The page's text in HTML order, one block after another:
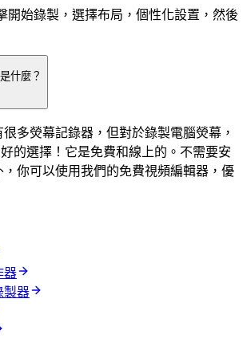
開始錄製，選擇布局，個性化設置，然後
什麼？
多熒幕記錄器，但對於錄製電腦熒幕，
的選擇！它是免費和線上的。不需要安
，你可以使用我們的免費視頻編輯器，優
器
製器